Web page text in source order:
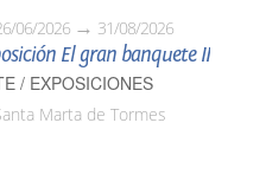
06/2026 31/08/2026
El gran banquete II
/ EXPOSICIONES
Marta de Tormes